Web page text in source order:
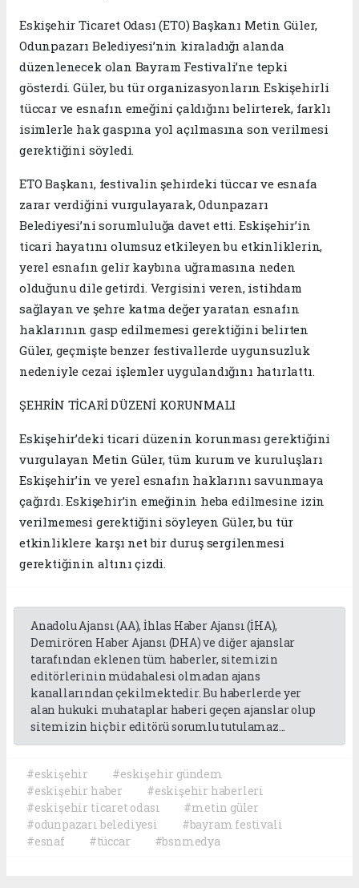
Eskişehir Ticaret Odası (ETO) Başkanı Metin Güler,
Odunpazarı Belediyesi’nin kiraladığı alanda
düzenlenecek olan Bayram Festivali’ne tepki
gösterdi. Güler, bu tür organizasyonların Eskişehirli
tüccar ve esnafın emeğini çaldığını belirterek, farklı
isimlerle hak gaspına yol açılmasına son verilmesi
gerektiğini söyledi.
ETO Başkanı, festivalin şehirdeki tüccar ve esnafa
zarar verdiğini vurgulayarak, Odunpazarı
Belediyesi’ni sorumluluğa davet etti. Eskişehir’in
ticari hayatını olumsuz etkileyen bu etkinliklerin,
yerel esnafın gelir kaybına uğramasına neden
olduğunu dile getirdi. Vergisini veren, istihdam
sağlayan ve şehre katma değer yaratan esnafın
haklarının gasp edilmemesi gerektiğini belirten
Güler, geçmişte benzer festivallerde uygunsuzluk
nedeniyle cezai işlemler uygulandığını hatırlattı.
ŞEHRİN TİCARİ DÜZENİ KORUNMALI
Eskişehir’deki ticari düzenin korunması gerektiğini
vurgulayan Metin Güler, tüm kurum ve kuruluşları
Eskişehir’in ve yerel esnafın haklarını savunmaya
çağırdı. Eskişehir’in emeğinin heba edilmesine izin
verilmemesi gerektiğini söyleyen Güler, bu tür
etkinliklere karşı net bir duruş sergilenmesi
gerektiğinin altını çizdi.
Anadolu Ajansı (AA), İhlas Haber Ajansı (İHA),
Demirören Haber Ajansı (DHA) ve diğer ajanslar
tarafından eklenen tüm haberler, sitemizin
editörlerinin müdahalesi olmadan ajans
kanallarından çekilmektedir. Bu haberlerde yer
alan hukuki muhataplar haberi geçen ajanslar olup
sitemizin hiç bir editörü sorumlu tutulamaz...
#eskişehir
#eskişehir gündem
#eskişehir haber
#eskişehir haberleri
#eskişehir ticaret odası
#metin güler
#odunpazarı belediyesi
#bayram festivali
#esnaf
#tüccar #bsnmedya